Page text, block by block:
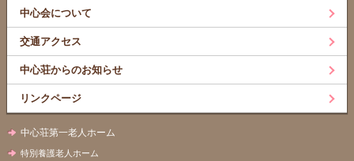
中心会について
交通アクセス
中心荘からのお知らせ
リンクページ
中心荘第一老人ホーム
特別養護老人ホーム